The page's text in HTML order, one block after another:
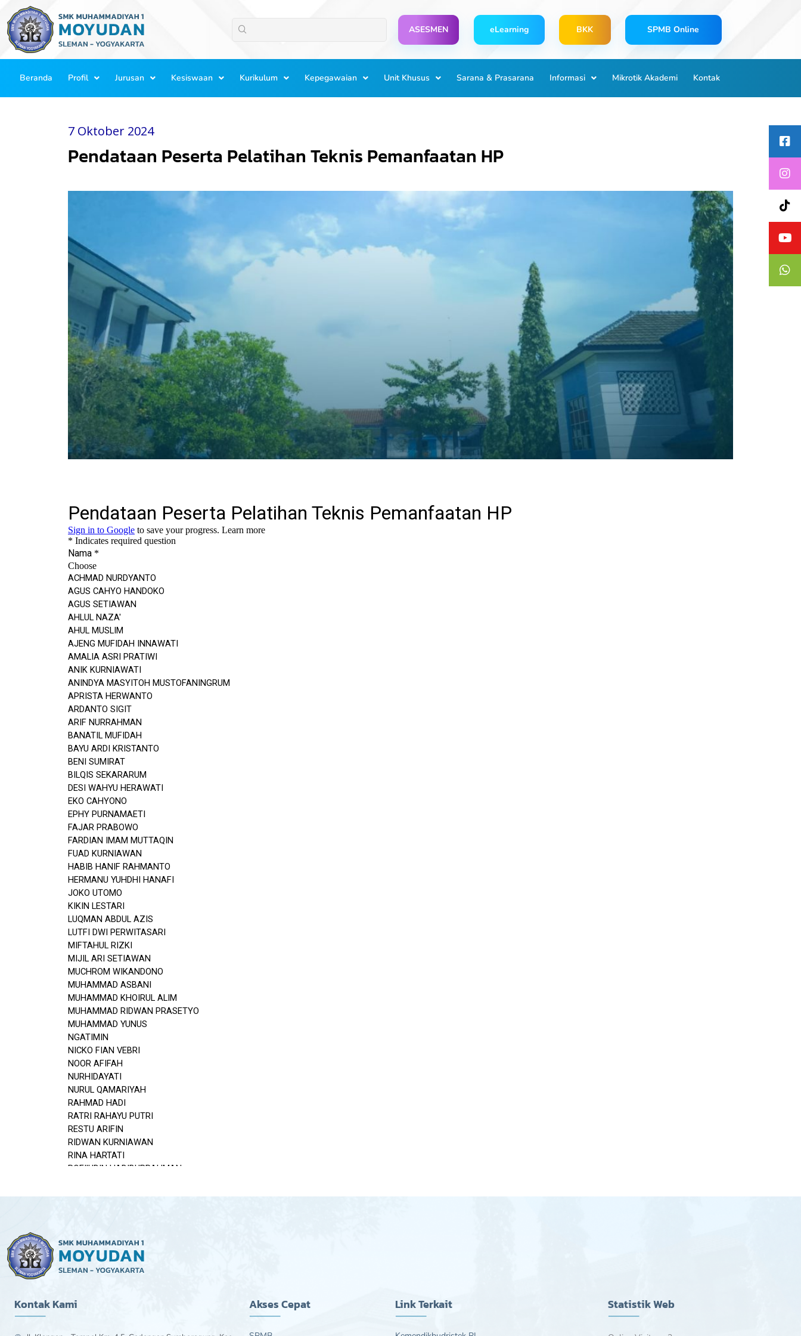
Lewati
ke
konten
ASESMEN eLearning BKK SPMB Online
Beranda Profil Jurusan Kesiswaan Kurikulum Kepegawaian Unit Khusus Sarana & Prasarana Informasi Mikrotik Akademi Kontak
7 Oktober 2024
Pendataan Peserta Pelatihan Teknis Pemanfaatan HP
Kontak Kami Akses Cepat Link Terkait Statistik Web